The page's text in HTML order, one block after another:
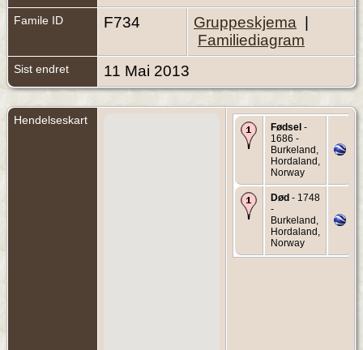
Famile ID F734 Gruppeskjema
Familiediagram
Sist endret 11 Mai 2013
Hendelseskart
Fødsel -
1686 -
Burkeland,
Hordaland,
Norway
Død - 1748
-
Burkeland,
Hordaland,
Norway